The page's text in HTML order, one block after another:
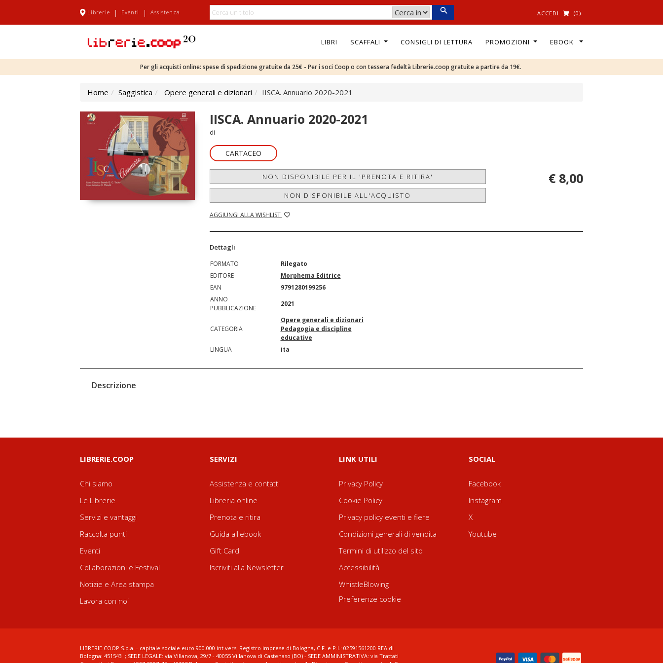
Librerie | Eventi | Assistenza ACCEDI (0)
LIBRI SCAFFALI CONSIGLI DI LETTURA PROMOZIONI EBOOK
Per gli acquisti online: spese di spedizione gratuite da 25€ - Per i soci Coop o con tessera fedeltà Librerie.coop gratuite a partire da 19€.
Home Saggistica Opere generali e dizionari IISCA. Annuario 2020-2021
IISCA. Annuario 2020-2021
di
CARTACEO
NON DISPONIBILE PER IL 'PRENOTA E RITIRA'
NON DISPONIBILE ALL'ACQUISTO
AGGIUNGI ALLA WISHLIST
€ 8,00
Dettagli
FORMATO
Rilegato
EDITORE
Morphema Editrice
EAN
9791280199256
ANNO
PUBBLICAZIONE
2021
CATEGORIA
Opere generali e dizionari
Pedagogia e discipline
educative
LINGUA
ita
Descrizione
LIBRERIE.COOP
Chi siamo
Le Librerie
Servizi e vantaggi
Raccolta punti
Eventi
Collaborazioni e Festival
Notizie e Area stampa
Lavora con noi
SERVIZI
Assistenza e contatti
Libreria online
Prenota e ritira
Guida all'ebook
Gift Card
Iscriviti alla Newsletter
LINK UTILI
Privacy Policy
Cookie Policy
Privacy policy eventi e fiere
Condizioni generali di vendita
Termini di utilizzo del sito
Accessibilità
WhistleBlowing
Preferenze cookie
SOCIAL
Facebook
Instagram
X
Youtube
LIBRERIE.COOP S.p.a. - capitale sociale euro 900.000 int.vers. Registro imprese di Bologna, C.F. e P.I.: 02591561200 REA di
Bologna: 451543 ; SEDE LEGALE: via Villanova, 29/7 - 40055 Villanova di Castenaso (BO) - SEDE AMMINISTRATIVA: via Trattati